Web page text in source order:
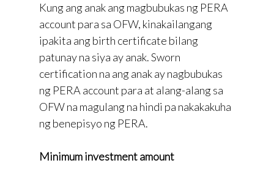
Kung ang anak ang magbubukas ng PERA
account para sa OFW, kinakailangang
ipakita ang birth certificate bilang
patunay na siya ay anak. Sworn
certification na ang anak ay nagbubukas
ng PERA account para at alang-alang sa
OFW na magulang na hindi pa nakakakuha
ng benepisyo ng PERA.
Minimum investment amount